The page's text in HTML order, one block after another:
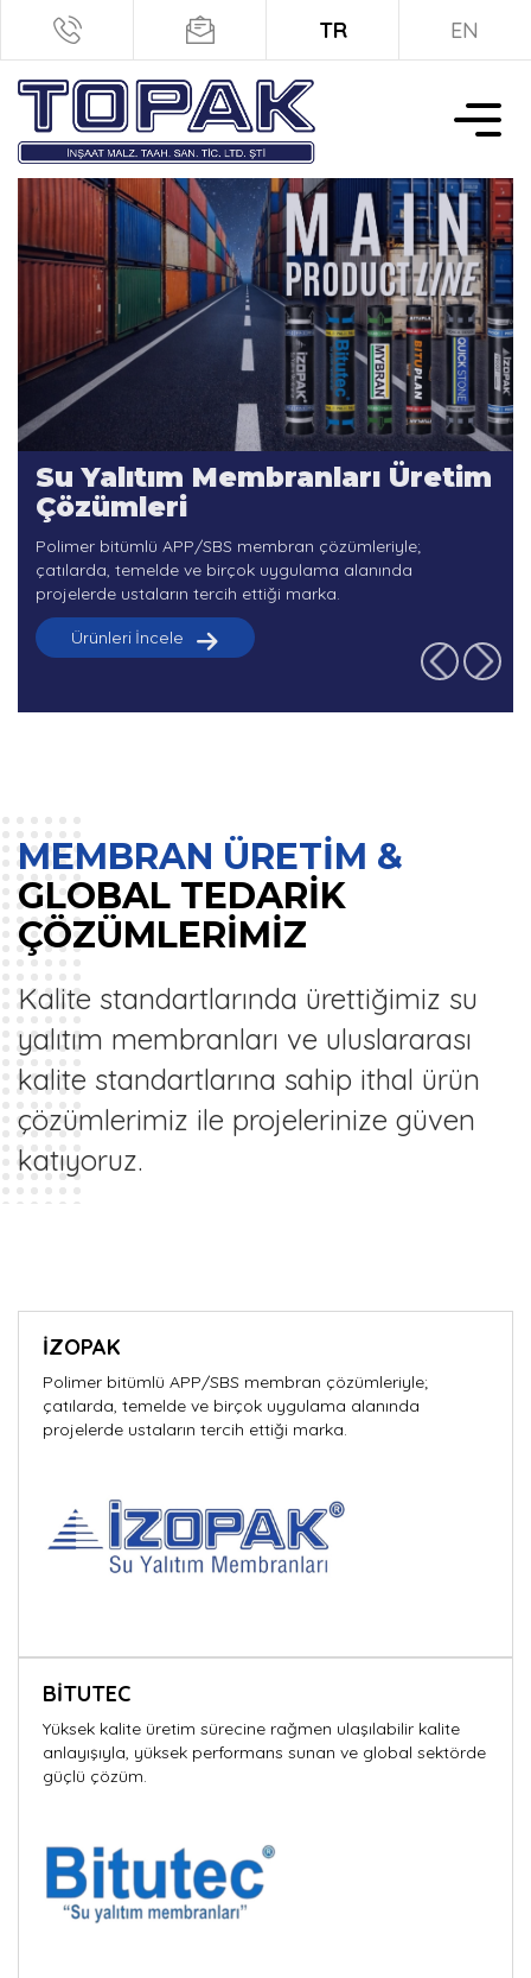
TR EN
Su Yalıtım Membranları Üretim
Çözümleri
Polimer bitümlü APP/SBS membran çözümleriyle;
çatılarda, temelde ve birçok uygulama alanında
projelerde ustaların tercih ettiği marka.
Ürünleri İncele
MEMBRAN ÜRETİM &
GLOBAL TEDARİK
ÇÖZÜMLERİMİZ
Kalite standartlarında ürettiğimiz su
yalıtım membranları ve uluslararası
kalite standartlarına sahip ithal ürün
çözümlerimiz ile projelerinize güven
katıyoruz.
İZOPAK
Polimer bitümlü APP/SBS membran çözümleriyle;
çatılarda, temelde ve birçok uygulama alanında
projelerde ustaların tercih ettiği marka.
BİTUTEC
Yüksek kalite üretim sürecine rağmen ulaşılabilir kalite
anlayışıyla, yüksek performans sunan ve global sektörde
güçlü çözüm.